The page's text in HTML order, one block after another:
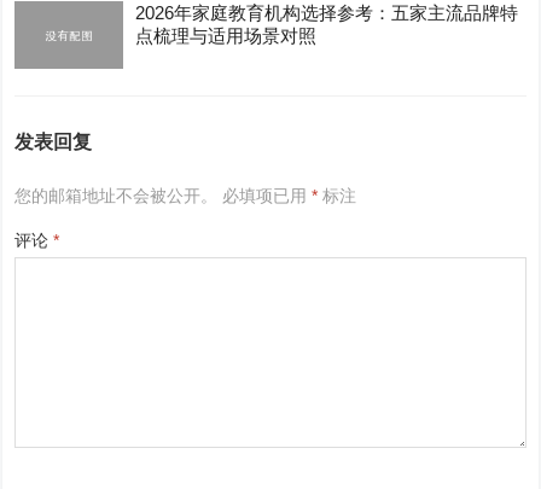
2026年家庭教育机构选择参考：五家主流品牌特
点梳理与适用场景对照
发表回复
您的邮箱地址不会被公开。 必填项已用* 标注
评论*